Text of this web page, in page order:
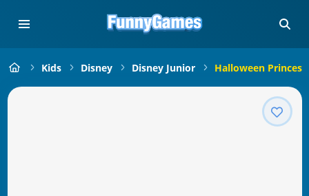
Kids Disney Disney Junior Halloween